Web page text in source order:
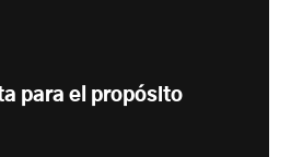
para el propósito